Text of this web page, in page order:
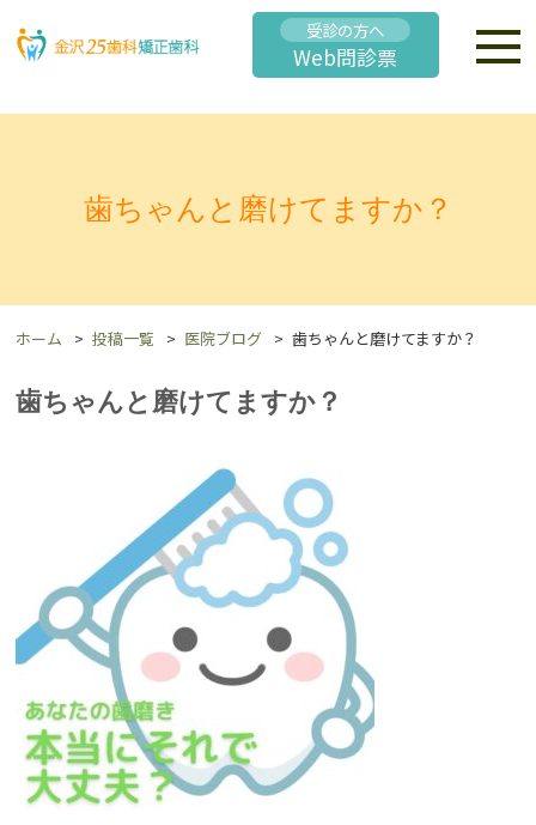
受診の方へ
Web問診票
歯ちゃんと磨けてますか？
ホーム 投稿一覧 医院ブログ 歯ちゃんと磨けてますか？
歯ちゃんと磨けてますか？